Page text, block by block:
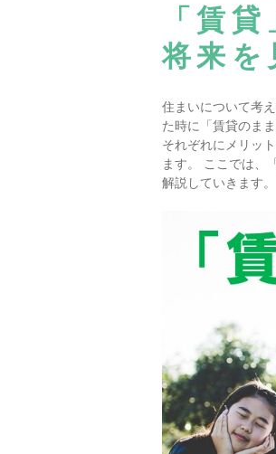
「賃
将来を
住まいについて考
た時に「賃貸のま
それぞれにメリッ
ます。 ここでは、
解説していきます。